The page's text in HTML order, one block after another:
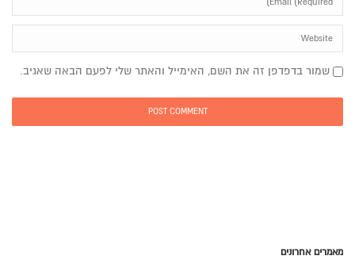
שמור בדפדפן זה את השם, האימייל והאתר שלי לפעם הבאה שאגיב.
מאמרים אחרונים